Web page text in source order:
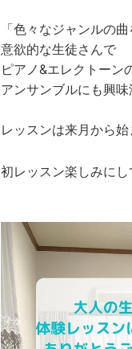
「色々なジャンルの
意欲的な生徒さんで
ピアノ&エレクトーン
アンサンブルにも興味
レッスンは来月から始
初レッスン楽しみに